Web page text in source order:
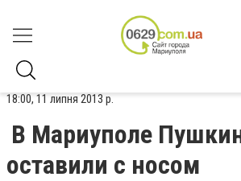
18:00, 11 липня 2013 р.
В Мариуполе
оставили с носом